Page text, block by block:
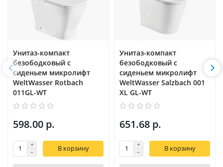
Унитаз-компакт
безободковый с
сиденьем микролифт
WeltWasser Rotbach
011GL-WT
598.00 р.
В корзину
Унитаз-компакт
безободковый с
сиденьем микролифт
WeltWasser Salzbach 001
XL GL-WT
651.68 р.
В корзину